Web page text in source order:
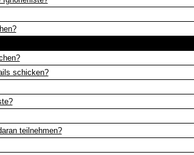
schicken?
teilnehmen?